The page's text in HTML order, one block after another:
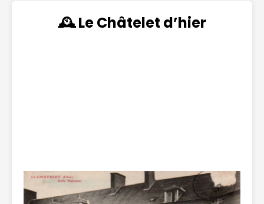
🕰️ Le Châtelet d’hier